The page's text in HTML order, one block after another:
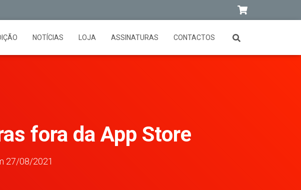
NOTÍCIAS LOJA ASSINATURAS CONTACTOS
fora da App Store
27/08/2021